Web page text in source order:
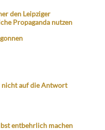
den Leipziger
Propaganda nutzen
nicht auf die Antwort
entbehrlich machen